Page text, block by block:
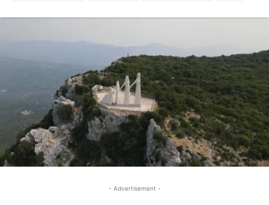
- Advertisement -